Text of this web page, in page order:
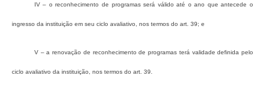
IV – o reconhecimento de programas será válido até o ano que antecede o
ingresso da instituição em seu ciclo avaliativo, nos termos do art. 39; e
V – a renovação de reconhecimento de programas terá validade definida pelo
ciclo avaliativo da instituição, nos termos do art. 39.